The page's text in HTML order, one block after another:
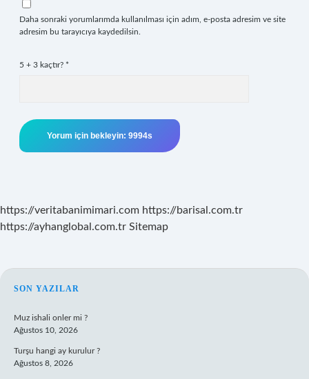
Daha sonraki yorumlarımda kullanılması için adım, e-posta adresim ve site
adresim bu tarayıcıya kaydedilsin.
5 + 3 kaçtır? *
https://veritabanimimari.com https://barisal.com.tr
https://ayhanglobal.com.tr Sitemap
SIDEBAR
SON YAZILAR
Muz ishali onler mi ?
Ağustos 10, 2026
Turşu hangi ay kurulur ?
Ağustos 8, 2026